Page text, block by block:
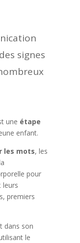
signes
une étape
enfant.
les mots, les
pour
leurs
premiers
dans son
le